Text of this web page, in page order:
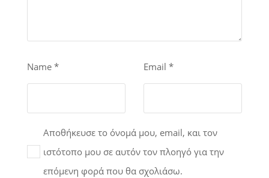
Name * Email *
Αποθήκευσε το όνομά μου, email, και τον
ιστότοπο μου σε αυτόν τον πλοηγό για την
επόμενη φορά που θα σχολιάσω.